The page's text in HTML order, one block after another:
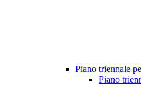
Piano triennale
Piano